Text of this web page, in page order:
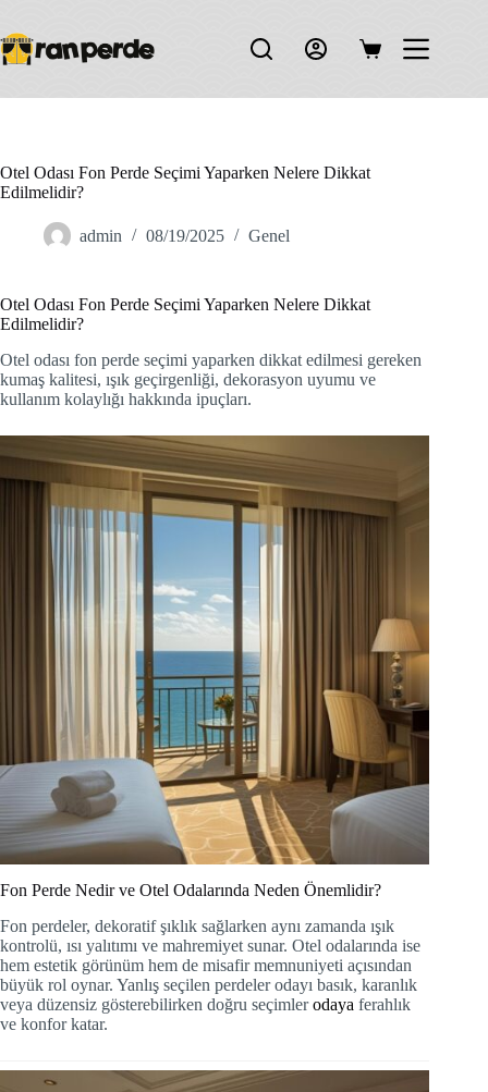
content
Shopping
Otel Odası Fon Perde Seçimi Yaparken Nelere Dikkat
Edilmelidir?
admin 08/19/2025 Genel
Otel Odası Fon Perde Seçimi Yaparken Nelere Dikkat
Edilmelidir?
Otel odası fon perde seçimi yaparken dikkat edilmesi gereken
kumaş kalitesi, ışık geçirgenliği, dekorasyon uyumu ve
kullanım kolaylığı hakkında ipuçları.
Fon Perde Nedir ve Otel Odalarında Neden Önemlidir?
Fon perdeler, dekoratif şıklık sağlarken aynı zamanda ışık
kontrolü, ısı yalıtımı ve mahremiyet sunar. Otel odalarında ise
hem estetik görünüm hem de misafir memnuniyeti açısından
büyük rol oynar. Yanlış seçilen perdeler odayı basık, karanlık
veya düzensiz gösterebilirken doğru seçimlerodaya ferahlık
ve konfor katar.